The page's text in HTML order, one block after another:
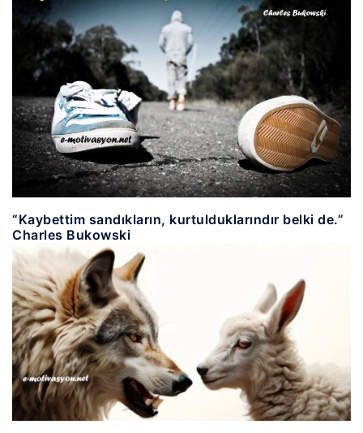
“Kaybettim sandıkların, kurtulduklarındır belki de.”
Charles Bukowski